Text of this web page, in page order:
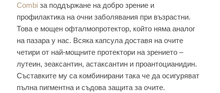
Combiза поддържане на добро зрение и
профилактика на очни заболявания при възрастни.
Това е мощен офталмопротектор, който няма аналог
на пазара у нас. Всяка капсула доставя на очите
четири от най-мощните протектори на зрението –
лутеин, зеаксантин, астаксантин и проантоцианидин.
Съставките му са комбинирани така че да осигуряват
пълна пигментна и съдова защита за очите.